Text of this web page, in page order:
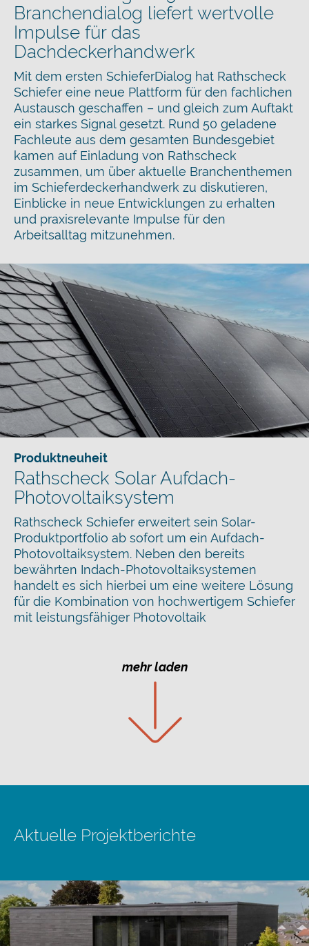
Branchendialog liefert wertvolle
Impulse für das
Dachdeckerhandwerk
Mit dem ersten SchieferDialog hat Rathscheck
Schiefer eine neue Plattform für den fachlichen
Austausch geschaffen – und gleich zum Auftakt
ein starkes Signal gesetzt. Rund 50 geladene
Fachleute aus dem gesamten Bundesgebiet
kamen auf Einladung von Rathscheck
zusammen, um über aktuelle Branchenthemen
im Schieferdeckerhandwerk zu diskutieren,
Einblicke in neue Entwicklungen zu erhalten
und praxisrelevante Impulse für den
Arbeitsalltag mitzunehmen.
Produktneuheit
Rathscheck Solar Aufdach-
Photovoltaiksystem
Rathscheck Schiefer erweitert sein Solar-
Produktportfolio ab sofort um ein Aufdach-
Photovoltaiksystem. Neben den bereits
bewährten Indach-Photovoltaiksystemen
handelt es sich hierbei um eine weitere Lösung
für die Kombination von hochwertigem Schiefer
mit leistungsfähiger Photovoltaik
mehr laden
Aktuelle Projektberichte